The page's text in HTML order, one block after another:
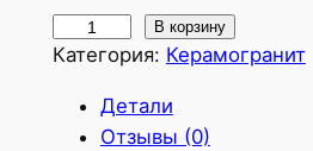
о
В корзину
Категория: Керамогранит
Детали
Отзывы (0)